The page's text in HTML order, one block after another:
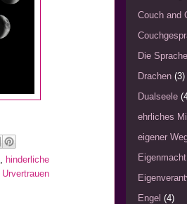
, hinderliche
Urvertrauen
Couch and
Die
Drachen (3)
Dualseele
ehrliches
eigener
Eigenmacht
Engel (4)